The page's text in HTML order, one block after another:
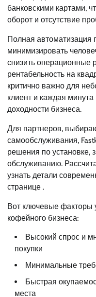
банковскими картами,
оборот и отсутствие
Полная автоматизация
минимизировать
снизить операционные
рентабельность на
критично важно для
клиент и каждая
доходности бизнеса.
Для партнеров,
самообслуживания,
решения по установке,
обслуживанию.
узнать детали
странице .
Вот ключевые факторы
кофейного бизнеса:
Высокий спрос и
покупки
Минимальные
Быстрая
места